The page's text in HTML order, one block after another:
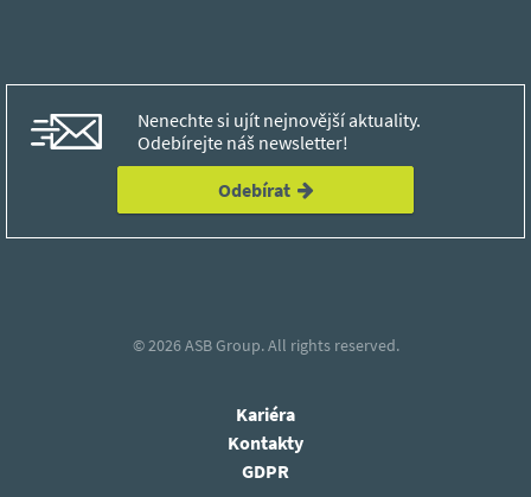
Nenechte si ujít nejnovější aktuality.
Odebírejte náš newsletter!
Odebírat
© 2026ASB Group.All rights reserved.
Kariéra
Kontakty
GDPR